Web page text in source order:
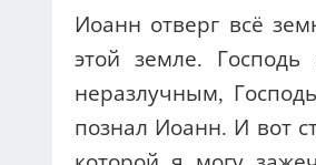
Иоанн отверг всё
этой земле.
неразлучным,
познал Иоанн. И вот